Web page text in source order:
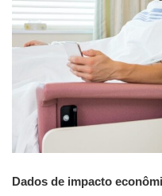
Dados de impacto